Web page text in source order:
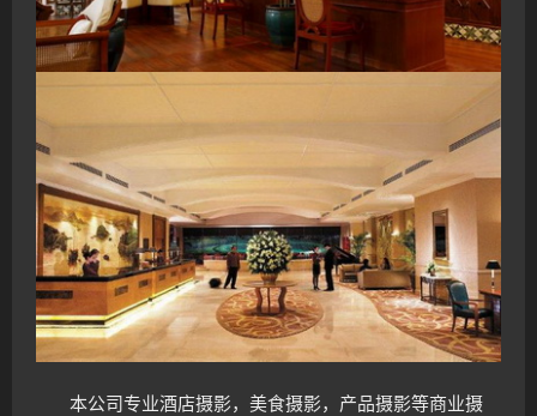
本公司专业酒店摄影，美食摄影，产品摄影等商业摄